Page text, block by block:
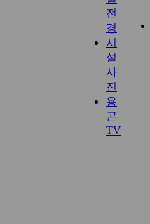
전
경
시
설
사
진
용
곤
TV